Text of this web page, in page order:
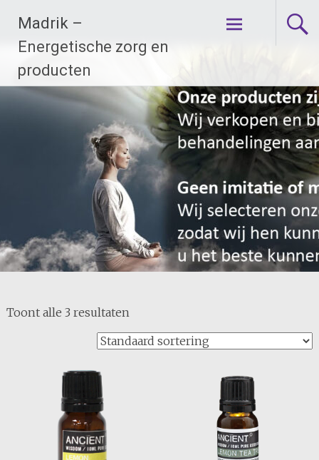
naarMadrik –
Energetische zorg en
producten
Toont alle 3 resultaten